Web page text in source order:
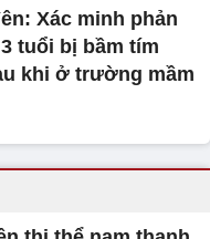
Xác minh phản
tuổi bị bầm tím
khi ở trường mầm